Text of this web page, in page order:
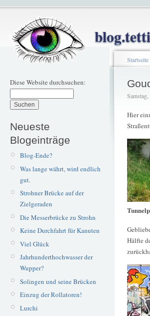
Diese Website durchsuchen:
Neueste
Blogeinträge
Blog-Ende?
Was lange währt, wird endlich
gut.
Strohner Brücke auf der
Zielgeraden
Die Messerbrücke zu Strohn
Keine Durchfahrt für Kanuten
Viel Glück
Jahrhunderthochwasser der
Wupper?
Solingen und seine Brücken
Einzug der Rollatoren!
Lurchi
Startseite
Hier
Hälfte